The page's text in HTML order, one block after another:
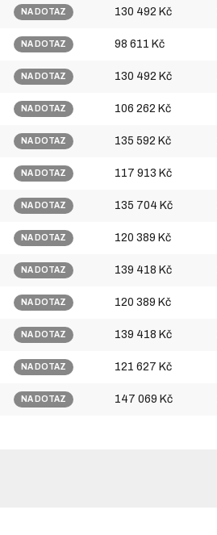
NA DOTAZ 130 492 Kč
NA DOTAZ 98 611 Kč
NA DOTAZ 130 492 Kč
NA DOTAZ 106 262 Kč
NA DOTAZ 135 592 Kč
NA DOTAZ 117 913 Kč
NA DOTAZ 135 704 Kč
NA DOTAZ 120 389 Kč
NA DOTAZ 139 418 Kč
NA DOTAZ 120 389 Kč
NA DOTAZ 139 418 Kč
NA DOTAZ 121 627 Kč
NA DOTAZ 147 069 Kč